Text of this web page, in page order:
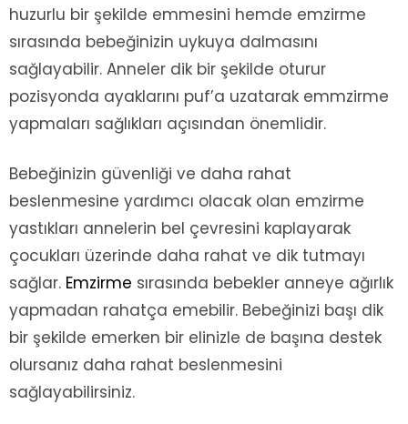
huzurlu bir şekilde emmesini hemde emzirme
sırasında bebeğinizin uykuya dalmasını
sağlayabilir. Anneler dik bir şekilde oturur
pozisyonda ayaklarını puf’a uzatarak emmzirme
yapmaları sağlıkları açısından önemlidir.
Bebeğinizin güvenliği ve daha rahat
beslenmesine yardımcı olacak olan emzirme
yastıkları annelerin bel çevresini kaplayarak
çocukları üzerinde daha rahat ve dik tutmayı
sağlar. Emzirme sırasında bebekler anneye ağırlık
yapmadan rahatça emebilir. Bebeğinizi başı dik
bir şekilde emerken bir elinizle de başına destek
olursanız daha rahat beslenmesini
sağlayabilirsiniz.